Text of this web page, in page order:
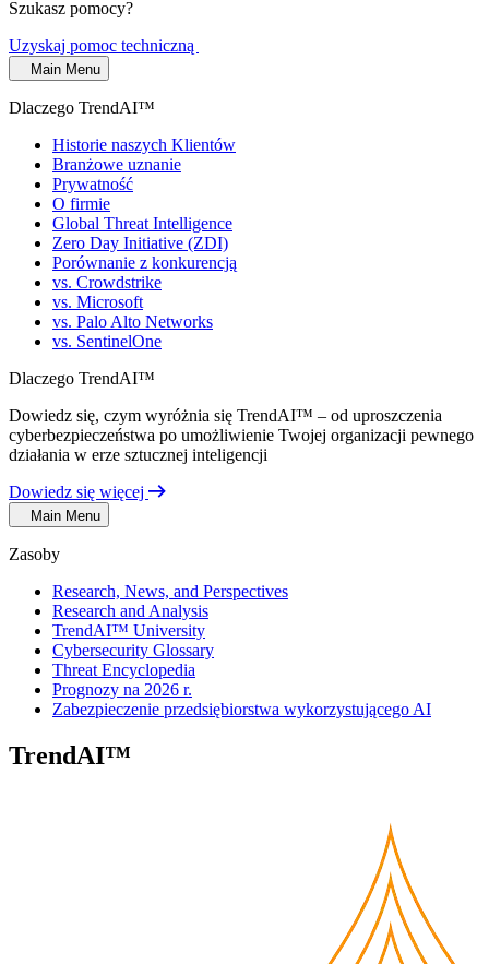
Szukasz pomocy?
Uzyskaj pomoc techniczną
Main Menu
Dlaczego TrendAI™
Historie naszych Klientów
Branżowe uznanie
Prywatność
O firmie
Global Threat Intelligence
Zero Day Initiative (ZDI)
Porównanie z konkurencją
vs. Crowdstrike
vs. Microsoft
vs. Palo Alto Networks
vs. SentinelOne
Dlaczego TrendAI™
Dowiedz się, czym wyróżnia się TrendAI™ – od uproszczenia
cyberbezpieczeństwa po umożliwienie Twojej organizacji pewnego
działania w erze sztucznej inteligencji
Dowiedz się więcej
Main Menu
Zasoby
Research, News, and Perspectives
Research and Analysis
TrendAI™ University
Cybersecurity Glossary
Threat Encyclopedia
Prognozy na 2026 r.
Zabezpieczenie przedsiębiorstwa wykorzystującego AI
TrendAI™